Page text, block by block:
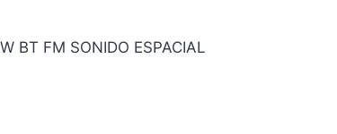
BT FM SONIDO ESPACIAL